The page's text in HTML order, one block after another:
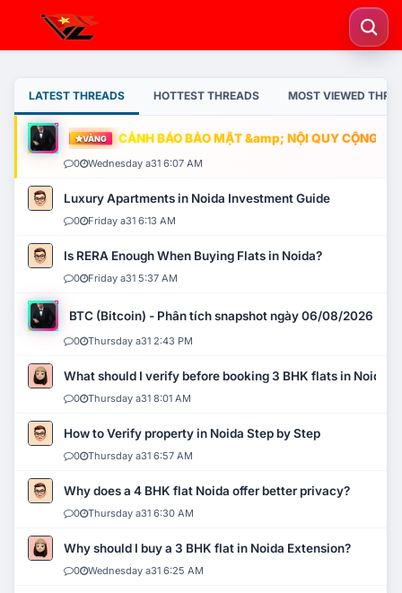
LATEST THREADS HOTTEST THREADS MOST VIEWED
VÀNG CẢNH BÁO BẢO MẬT &amp; NỘI QUY CỘNG
0 Wednesday a31 6:07 AM
Luxury Apartments in Noida Investment Guide
0 Friday a31 6:13 AM
Is RERA Enough When Buying Flats in Noida?
0 Friday a31 5:37 AM
BTC (Bitcoin) - Phân tích snapshot ngày 06/08/2026
0 Thursday a31 2:43 PM
What should I verify before booking 3 BHK flats in Noida?
0 Thursday a31 8:01 AM
How to Verify property in Noida Step by Step
0 Thursday a31 6:57 AM
Why does a 4 BHK flat Noida offer better privacy?
0 Thursday a31 6:30 AM
Why should I buy a 3 BHK flat in Noida Extension?
0 Wednesday a31 6:25 AM